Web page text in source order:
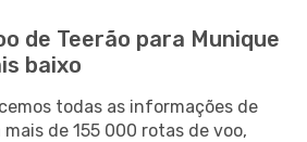
de Teerão para Munique
baixo
todas as informações de
de 155 000 rotas de voo,